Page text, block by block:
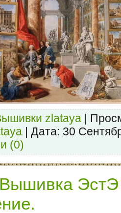
zlataya |
| Дата: 30
(0)
ЭстЭ